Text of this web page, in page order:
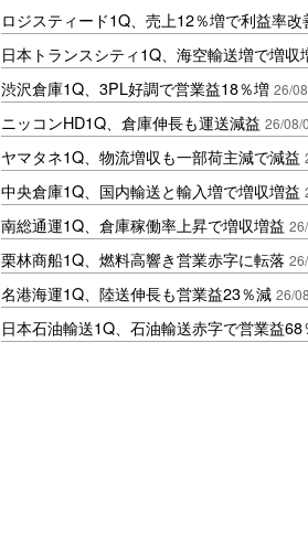
ロジスティード1Q、売上12％増で利益率改
日本トランスシティ1Q、海空輸送増で増収
渋沢倉庫1Q、3PL好調で営業益18％増 26/
ニッコンHD1Q、倉庫伸長も運送減益 26/08/
ヤマタネ1Q、物流増収も一部荷主減で減益
中央倉庫1Q、国内輸送と輸入増で増収増益
南総通運1Q、倉庫稼働率上昇で増収増益
栗林商船1Q、燃料高響き営業赤字に転落
名港海運1Q、陸送伸長も営業益23％減 26/
日本石油輸送1Q、石油輸送赤字で営業益68